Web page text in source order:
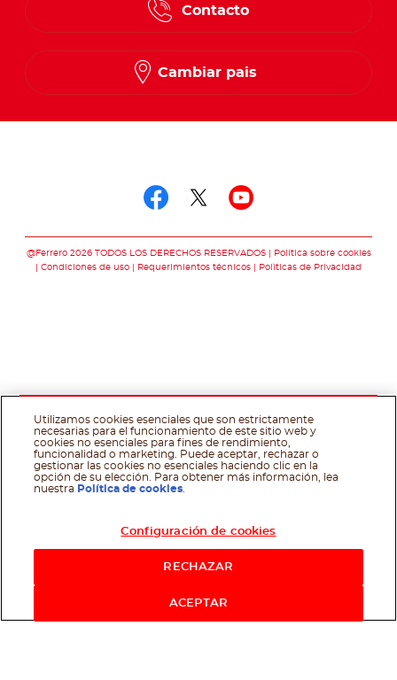
French
Contacto
Cambiar pais
@Ferrero 2026 TODOS LOS DERECHOS RESERVADOS
Política sobre cookies
Condiciones de uso
Requerimientos técnicos Polìticas de Privacidad
Utilizamos cookies esenciales que son estrictamente
necesarias para el funcionamiento de este sitio web y
cookies no esenciales para fines de rendimiento,
funcionalidad o marketing. Puede aceptar, rechazar o
gestionar las cookies no esenciales haciendo clic en la
opción de su elección. Para obtener más información, lea
nuestra Política de cookies
Configuración de cookies
RECHAZAR
ACEPTAR